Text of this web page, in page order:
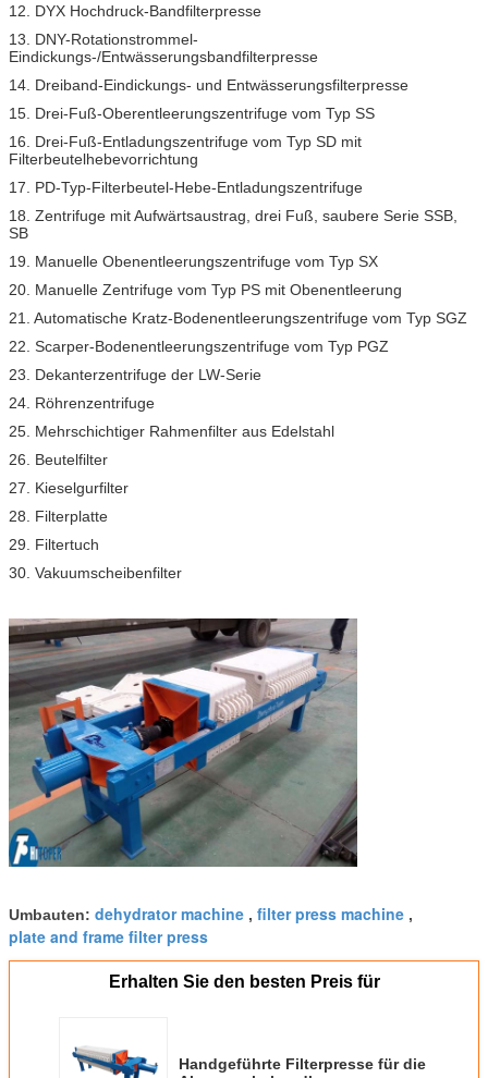
12. DYX Hochdruck-Bandfilterpresse
13. DNY-Rotationstrommel-
Eindickungs-/Entwässerungsbandfilterpresse
14. Dreiband-Eindickungs- und Entwässerungsfilterpresse
15. Drei-Fuß-Oberentleerungszentrifuge vom Typ SS
16. Drei-Fuß-Entladungszentrifuge vom Typ SD mit
Filterbeutelhebevorrichtung
17. PD-Typ-Filterbeutel-Hebe-Entladungszentrifuge
18. Zentrifuge mit Aufwärtsaustrag, drei Fuß, saubere Serie SSB,
SB
19. Manuelle Obenentleerungszentrifuge vom Typ SX
20. Manuelle Zentrifuge vom Typ PS mit Obenentleerung
21. Automatische Kratz-Bodenentleerungszentrifuge vom Typ SGZ
22. Scarper-Bodenentleerungszentrifuge vom Typ PGZ
23. Dekanterzentrifuge der LW-Serie
24. Röhrenzentrifuge
25. Mehrschichtiger Rahmenfilter aus Edelstahl
26. Beutelfilter
27. Kieselgurfilter
28. Filterplatte
29. Filtertuch
30. Vakuumscheibenfilter
Umbauten: dehydrator machine , filter press machine ,
plate and frame filter press
Erhalten Sie den besten Preis für
Handgeführte Filterpresse für die